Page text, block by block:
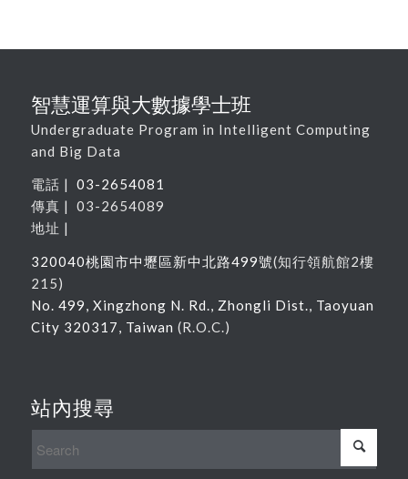
智慧運算與大數據學士班
Undergraduate Program in Intelligent Computing
and Big Data
電話 | 03-2654081
傳真 | 03-2654089
地址 |
320040桃園市中壢區新中北路499號(知行領航館2樓
215)
No. 499, Xingzhong N. Rd., Zhongli Dist., Taoyuan
City 320317, Taiwan (R.O.C.)
站內搜尋